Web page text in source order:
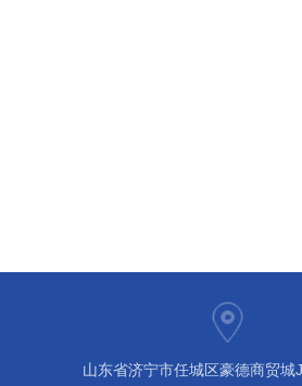
山东省济宁市任城区豪德商贸城